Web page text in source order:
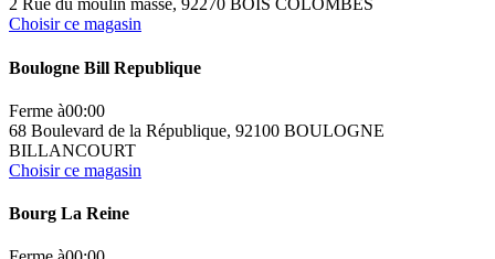
2 Rue du moulin massé, 92270 BOIS COLOMBES
Choisir ce magasin
Boulogne Bill Republique
Ferme à00:00
68 Boulevard de la République, 92100 BOULOGNE
BILLANCOURT
Choisir ce magasin
Bourg La Reine